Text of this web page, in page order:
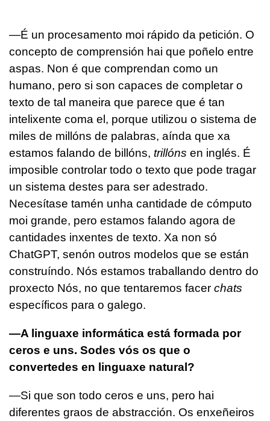
—É un procesamento moi rápido da petición. O
concepto de comprensión hai que poñelo entre
aspas. Non é que comprendan como un
humano, pero si son capaces de completar o
texto de tal maneira que parece que é tan
intelixente coma el, porque utilizou o sistema de
miles de millóns de palabras, aínda que xa
estamos falando de billóns, trillóns en inglés. É
imposible controlar todo o texto que pode tragar
un sistema destes para ser adestrado.
Necesítase tamén unha cantidade de cómputo
moi grande, pero estamos falando agora de
cantidades inxentes de texto. Xa non só
ChatGPT, senón outros modelos que se están
construíndo. Nós estamos traballando dentro do
proxecto Nós, no que tentaremos facer chats
específicos para o galego.
—A linguaxe informática está formada por
ceros e uns. Sodes vós os que o
convertedes en linguaxe natural?
—Si que son todo ceros e uns, pero hai
diferentes graos de abstracción. Os enxeñeiros